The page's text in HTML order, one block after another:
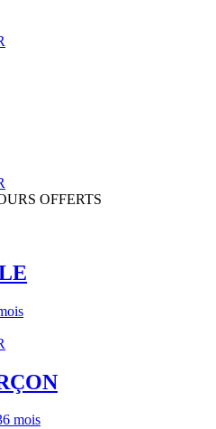
OFFERTS
mois